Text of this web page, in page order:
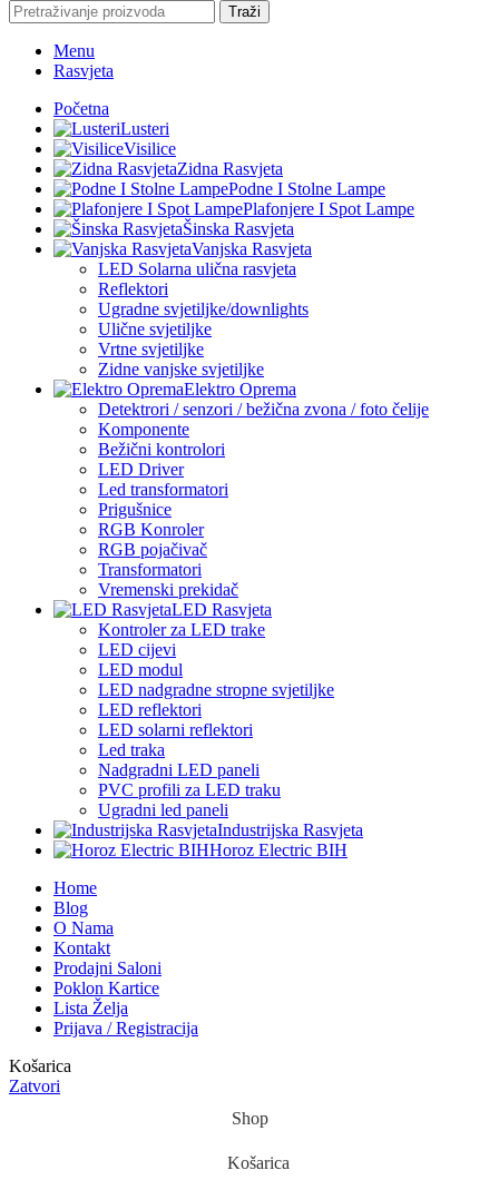
Traži
Menu
Rasvjeta
Početna
Lusteri
Visilice
Zidna Rasvjeta
Podne I Stolne Lampe
Plafonjere I Spot Lampe
Šinska Rasvjeta
Vanjska Rasvjeta
LED Solarna ulična rasvjeta
Reflektori
Ugradne svjetiljke/downlights
Ulične svjetiljke
Vrtne svjetiljke
Zidne vanjske svjetiljke
Elektro Oprema
Detektrori / senzori / bežična zvona / foto čelije
Komponente
Bežični kontrolori
LED Driver
Led transformatori
Prigušnice
RGB Konroler
RGB pojačivač
Transformatori
Vremenski prekidač
LED Rasvjeta
Kontroler za LED trake
LED cijevi
LED modul
LED nadgradne stropne svjetiljke
LED reflektori
LED solarni reflektori
Led traka
Nadgradni LED paneli
PVC profili za LED traku
Ugradni led paneli
Industrijska Rasvjeta
Horoz Electric BIH
Home
Blog
O Nama
Kontakt
Prodajni Saloni
Poklon Kartice
Lista Želja
Prijava / Registracija
Košarica
Zatvori
Shop
Košarica